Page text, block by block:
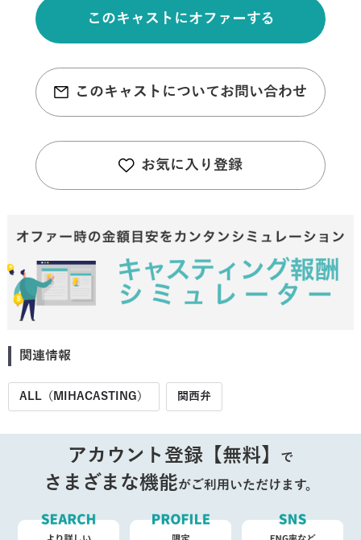
このキャストにオファーする
このキャストについてお問い合わせ
お気に入り登録
関連情報
ALL（MIHACASTING） 関西弁
アカウント登録【無料】 で
さまざまな機能がご利用いただけます。